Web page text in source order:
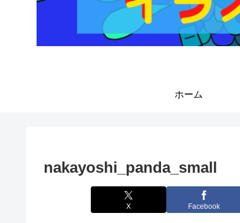
ホーム
nakayoshi_panda_small
X Facebook